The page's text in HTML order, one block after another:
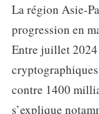
La région Asie-
progression en
Entre juillet 2024
contre 1400
s’explique